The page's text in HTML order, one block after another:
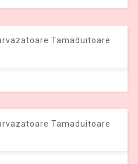
Tamaduitoare
Tamaduitoare